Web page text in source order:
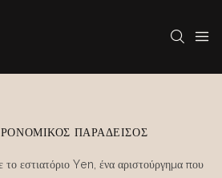
ΠΑΡΆΔΕΙΣΟΣ
το εστιατόριο Yen, ένα αριστούργημα που